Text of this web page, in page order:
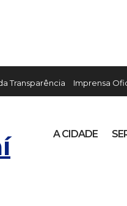
Transparência Imprensa
A CIDADE